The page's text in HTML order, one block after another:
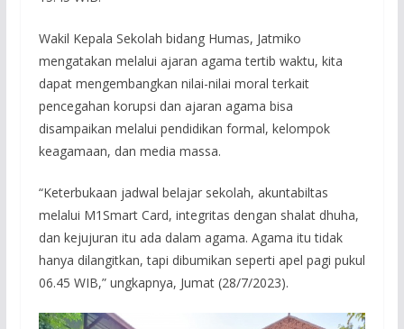
Wakil Kepala Sekolah bidang Humas, Jatmiko
mengatakan melalui ajaran agama tertib waktu, kita
dapat mengembangkan nilai-nilai moral terkait
pencegahan korupsi dan ajaran agama bisa
disampaikan melalui pendidikan formal, kelompok
keagamaan, dan media massa.
“Keterbukaan jadwal belajar sekolah, akuntabiltas
melalui M1Smart Card, integritas dengan shalat dhuha,
dan kejujuran itu ada dalam agama. Agama itu tidak
hanya dilangitkan, tapi dibumikan seperti apel pagi pukul
06.45 WIB,” ungkapnya, Jumat (28/7/2023).